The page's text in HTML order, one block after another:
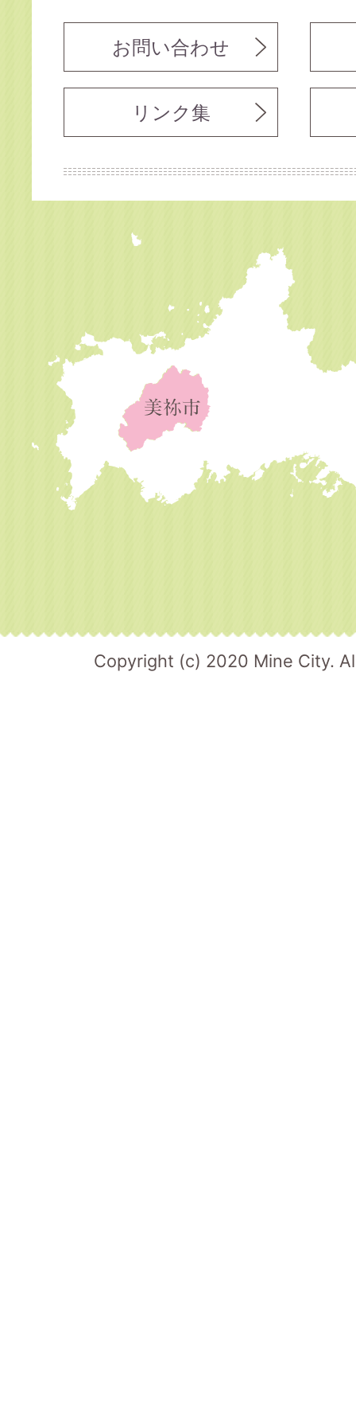
お問い合わせ
リンク集
Copyright (c) 2020 Mine City.